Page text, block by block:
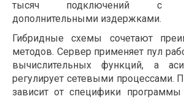
тысяч подключений с
дополнительными издержками.
Гибридные схемы сочетают
методов. Сервер применяет пул
вычислительных функций, а
регулирует сетевыми процессами.
зависит от специфики